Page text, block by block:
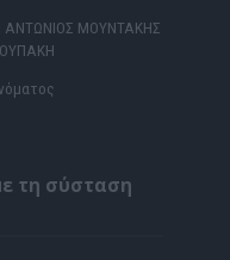
ΑΝΤΩΝΙΟΣ ΜΟΥΝΤΑΚΗΣ
τη σύσταση